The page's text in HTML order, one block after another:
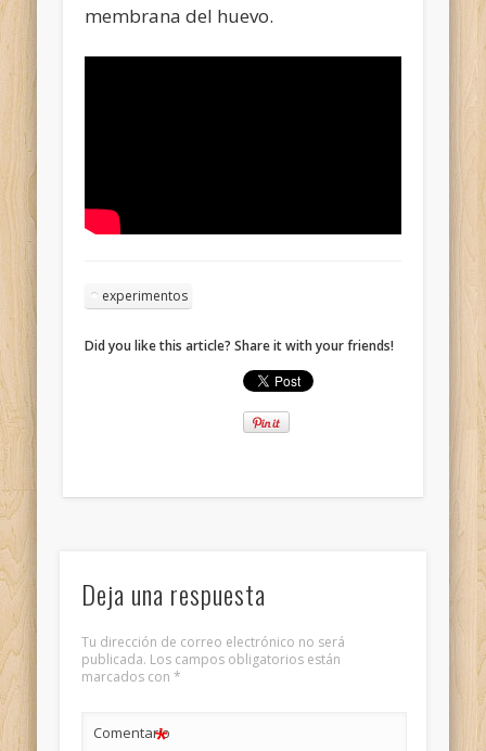
membrana del huevo.
experimentos
Did you like this article? Share it with your friends!
Deja una respuesta
Tu dirección de correo electrónico no será
publicada. Los campos obligatorios están
marcados con *
Comentario
*